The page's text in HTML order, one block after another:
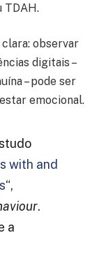
TDAH.
clara: observar
digitais –
– pode ser
emocional.
with and
“,
.
a